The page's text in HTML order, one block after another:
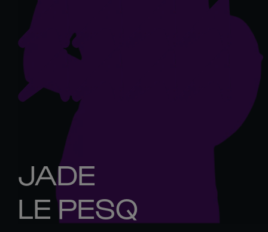
JADE
LE PESQ